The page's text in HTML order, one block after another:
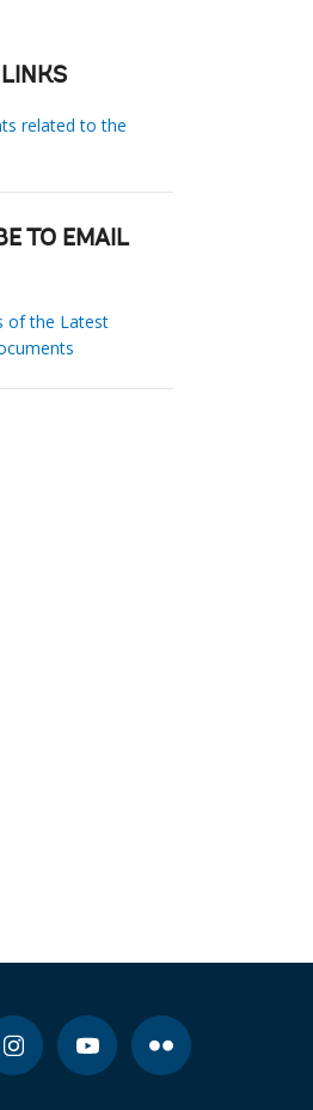
related to the
TO EMAIL
of the Latest